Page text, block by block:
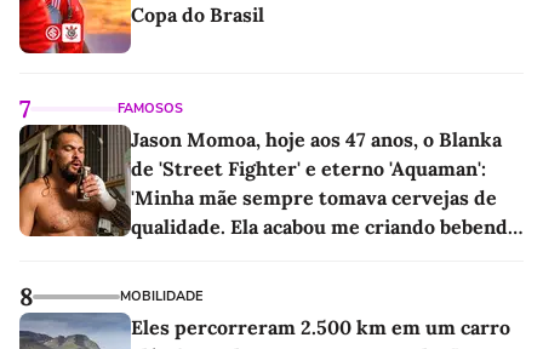
Copa do Brasil
7 FAMOSOS
Jason Momoa, hoje aos 47 anos, o Blanka
de 'Street Fighter' e eterno 'Aquaman':
'Minha mãe sempre tomava cervejas de
qualidade. Ela acabou me criando bebendo
8 MOBILIDADE
Eles percorreram 2.500 km em um carro